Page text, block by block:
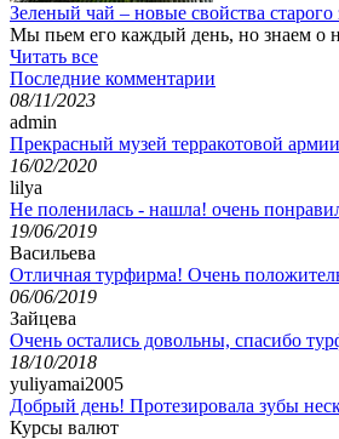
Зеленый чай – новые свойства старого
Мы пьем его каждый день, но знаем о
Читать все
Последние комментарии
08/11/2023
admin
Прекрасный музей терракотовой
16/02/2020
lilya
Не поленилась - нашла! очень
19/06/2019
Васильева
Отличная турфирма! Очень
06/06/2019
Зайцева
Очень остались довольны, спасибо
18/10/2018
yuliyamai2005
Добрый день! Протезировала зубы
Курсы валют